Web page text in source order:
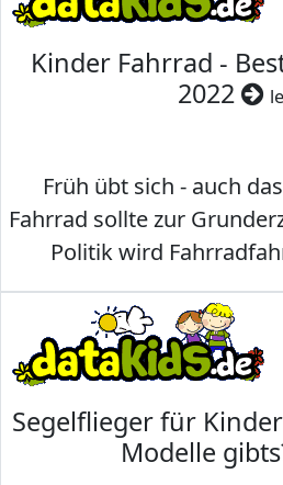
Kinder Fahrrad -
2022
Früh übt sich - auch
Fahrrad sollte zur
Politik wird
Segelflieger für
Modelle